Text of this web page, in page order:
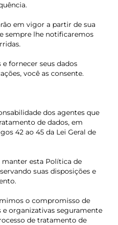
em vigor a partir de sua
sempre lhe notificaremos
fornecer seus dados
você as consente.
dos agentes que
de dados, em
42 ao 45 da Lei Geral de
esta Política de
suas disposições e
o compromisso de
e organizativas seguramente
de tratamento de